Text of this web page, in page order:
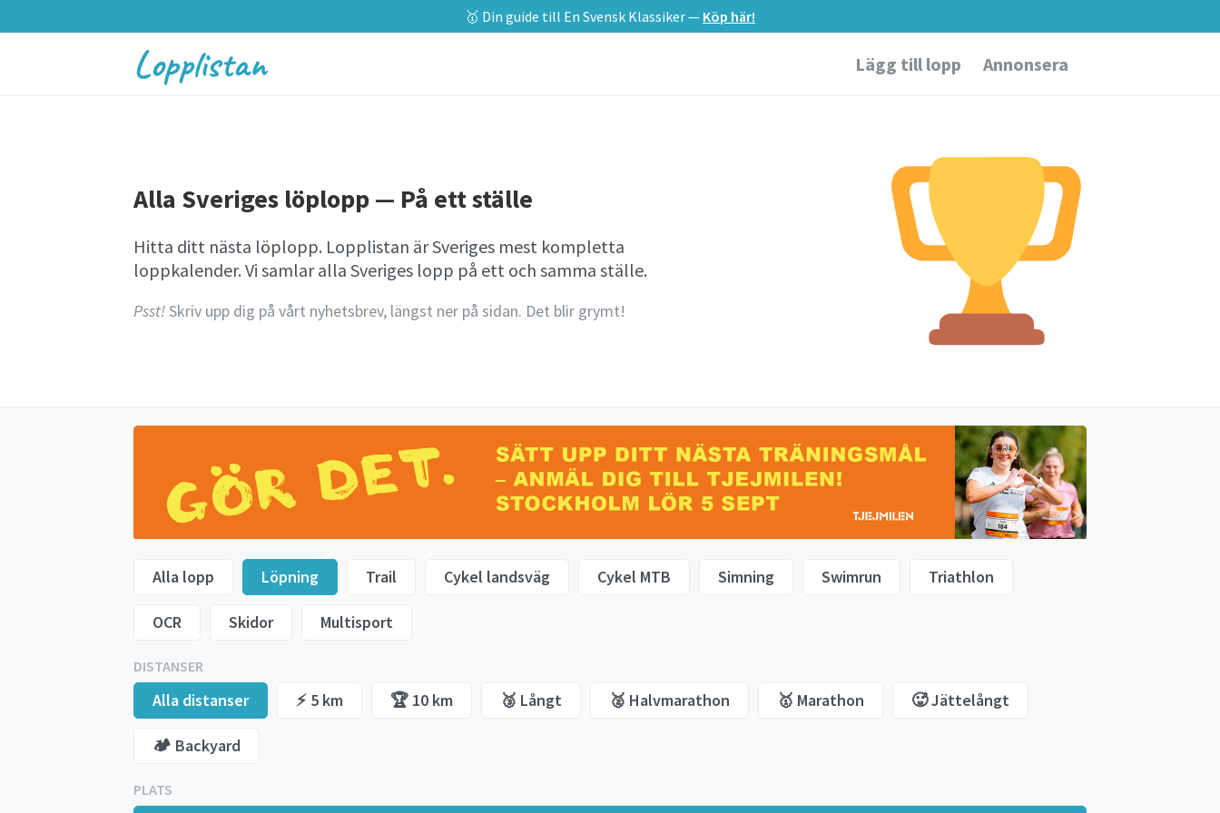
🥇 Din guide till En Svensk Klassiker — Köp här!
Lopplistan Lägg till lopp Annonsera
Alla Sveriges löplopp — På ett ställe
Hitta ditt nästa löplopp. Lopplistan är Sveriges mest kompletta
loppkalender. Vi samlar alla Sveriges lopp på ett och samma ställe.
Psst!Skriv upp dig på vårt nyhetsbrev, längst ner på sidan. Det blir grymt!
Alla lopp Löpning Trail Cykel landsväg Cykel MTB Simning Swimrun Triathlon
OCR Skidor Multisport
DISTANSER
Alla distanser ⚡️ 5 km 🏆 10 km 🥉 Långt 🥈 Halvmarathon 🥇 Marathon 🥵 Jättelångt
🏕️ Backyard
PLATS